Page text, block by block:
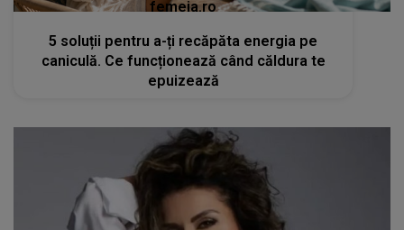
femeia.ro
5 soluții pentru a-ți recăpăta energia pe
caniculă. Ce funcționează când căldura te
epuizează